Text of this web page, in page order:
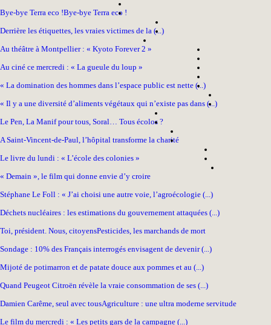
Bye-bye Terra eco !Bye-bye Terra eco !
Derrière les étiquettes, les vraies victimes de la (...)
Au théâtre à Montpellier : « Kyoto Forever 2 »
Au ciné ce mercredi : « La gueule du loup »
« La domination des hommes dans l’espace public est nette (...)
« Il y a une diversité d’aliments végétaux qui n’existe pas dans (...)
Le Pen, La Manif pour tous, Soral… Tous écolos ?
A Saint-Vincent-de-Paul, l’hôpital transforme la charité
Le livre du lundi : « L’école des colonies »
« Demain », le film qui donne envie d’y croire
Stéphane Le Foll : « J’ai choisi une autre voie, l’agroécologie (...)
Déchets nucléaires : les estimations du gouvernement attaquées (...)
Toi, président. Nous, citoyensPesticides, les marchands de mort
Sondage : 10% des Français interrogés envisagent de devenir (...)
Mijoté de potimarron et de patate douce aux pommes et au (...)
Quand Peugeot Citroën révèle la vraie consommation de ses (...)
Damien Carême, seul avec tousAgriculture : une ultra moderne servitude
Le film du mercredi : « Les petits gars de la campagne (...)